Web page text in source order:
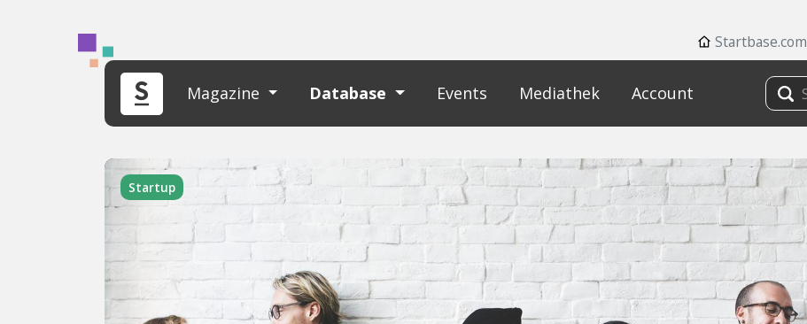
Startbase.com
Magazine Database Events Mediathek Account
Startup